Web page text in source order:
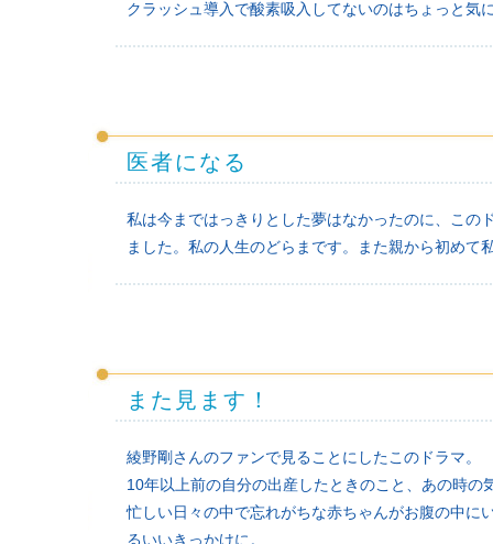
クラッシュ導入で酸素吸入してないのはちょっと気
医者になる
私は今まではっきりとした夢はなかったのに、この
ました。私の人生のどらまです。また親から初めて
また見ます！
綾野剛さんのファンで見ることにしたこのドラマ。
10年以上前の自分の出産したときのこと、あの時の
忙しい日々の中で忘れがちな赤ちゃんがお腹の中に
るいいきっかけに。